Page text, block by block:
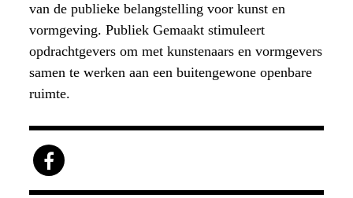
van de publieke belangstelling voor kunst en
vormgeving. Publiek Gemaakt stimuleert
opdrachtgevers om met kunstenaars en vormgevers
samen te werken aan een buitengewone openbare
ruimte.